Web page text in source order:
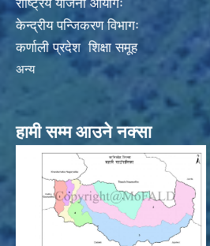
राष्ट्रिय योजना आयोगः
केन्द्रीय पन्जिकरण विभागः
कर्णाली प्रदेश शिक्षा समूह
अन्य
हामी सम्म आउने नक्सा